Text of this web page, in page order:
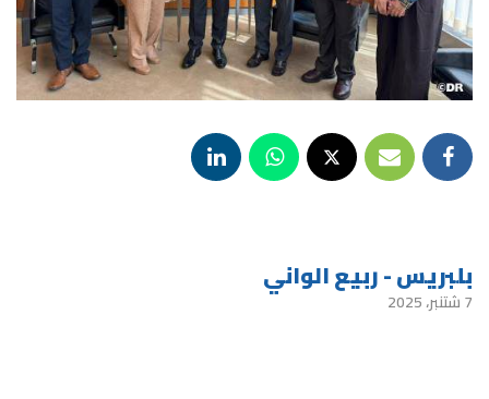
بلبريس - ربيع الواني
7 شتنبر، 2025